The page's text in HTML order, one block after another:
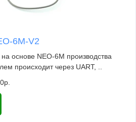
6M-V2
основе NEO-6M производства
происходит через UART, ..